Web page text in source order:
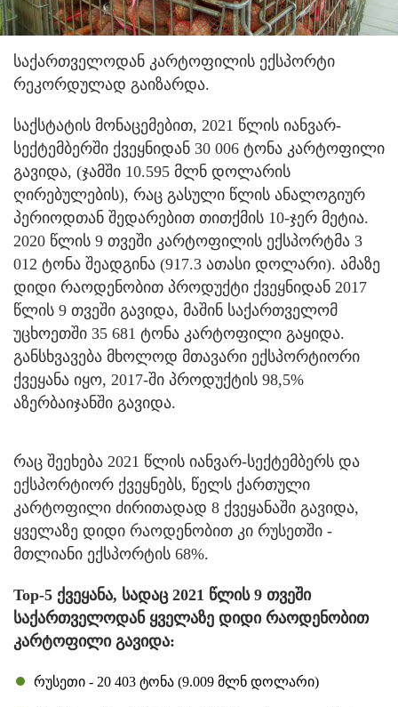
საქართველოდან კარტოფილის ექსპორტი
რეკორდულად გაიზარდა.
საქსტატის მონაცემებით, 2021 წლის იანვარ-
სექტემბერში ქვეყნიდან 30 006 ტონა კარტოფილი
გავიდა, (ჯამში 10.595 მლნ დოლარის
ღირებულების), რაც გასული წლის ანალოგიურ
პერიოდთან შედარებით თითქმის 10-ჯერ მეტია.
2020 წლის 9 თვეში კარტოფილის ექსპორტმა 3
012 ტონა შეადგინა (917.3 ათასი დოლარი). ამაზე
დიდი რაოდენობით პროდუქტი ქვეყნიდან 2017
წლის 9 თვეში გავიდა, მაშინ საქართველომ
უცხოეთში 35 681 ტონა კარტოფილი გაყიდა.
განსხვავება მხოლოდ მთავარი ექსპორტიორი
ქვეყანა იყო, 2017-ში პროდუქტის 98,5%
აზერბაიჯანში გავიდა.
რაც შეეხება 2021 წლის იანვარ-სექტემბერს და
ექსპორტიორ ქვეყნებს, წელს ქართული
კარტოფილი ძირითადად 8 ქვეყანაში გავიდა,
ყველაზე დიდი რაოდენობით კი რუსეთში -
მთლიანი ექსპორტის 68%.
Top-5 ქვეყანა, სადაც 2021 წლის 9 თვეში
საქართველოდან ყველაზე დიდი რაოდენობით
კარტოფილი გავიდა:
რუსეთი - 20 403 ტონა (9.009 მლნ დოლარი)